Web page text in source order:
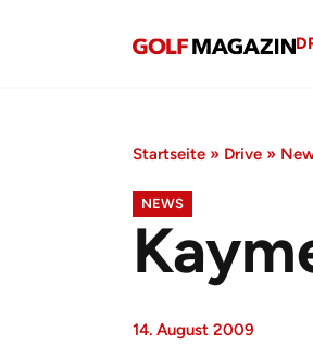
Startseite » Drive »
NEWS
14. August 2009